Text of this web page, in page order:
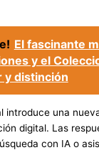
El fascinante
y el
y distinción
introduce una
digital. Las
con IA o